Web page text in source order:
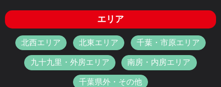
エリア
北西エリア 北東エリア 千葉・市原エリア
九十九里・外房エリア 南房・内房エリア
千葉県外・その他